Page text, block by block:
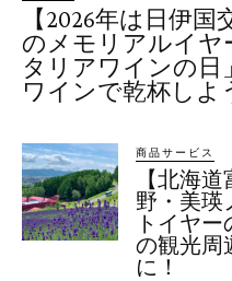
【2026年は日伊国
のメモリアルイヤ
タリアワインの日
ワインで乾杯しよ
商品サービス
【北海
野・美瑛
トイヤ
の観光周
に！